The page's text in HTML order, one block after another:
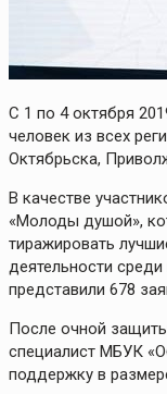
С 1 по 4 октября
человек из всех
Октябрьска,
В качестве
«Молоды душой»,
тиражировать
деятельности
представили 678
После очной
специалист МБУК
поддержку в